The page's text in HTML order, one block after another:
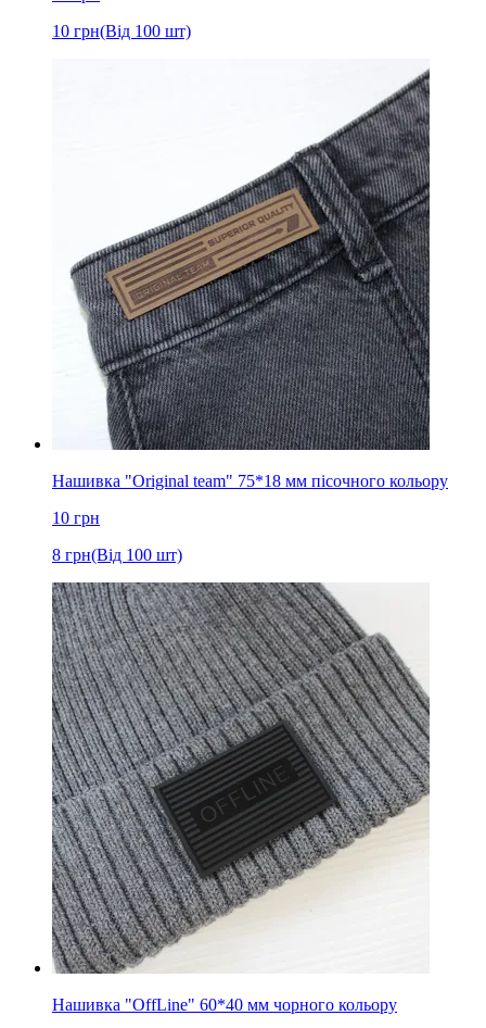
10 грн(Від 100 шт)
Нашивка "Original team" 75*18 мм пісочного кольору
10 грн
8 грн(Від 100 шт)
Нашивка "OffLine" 60*40 мм чорного кольору